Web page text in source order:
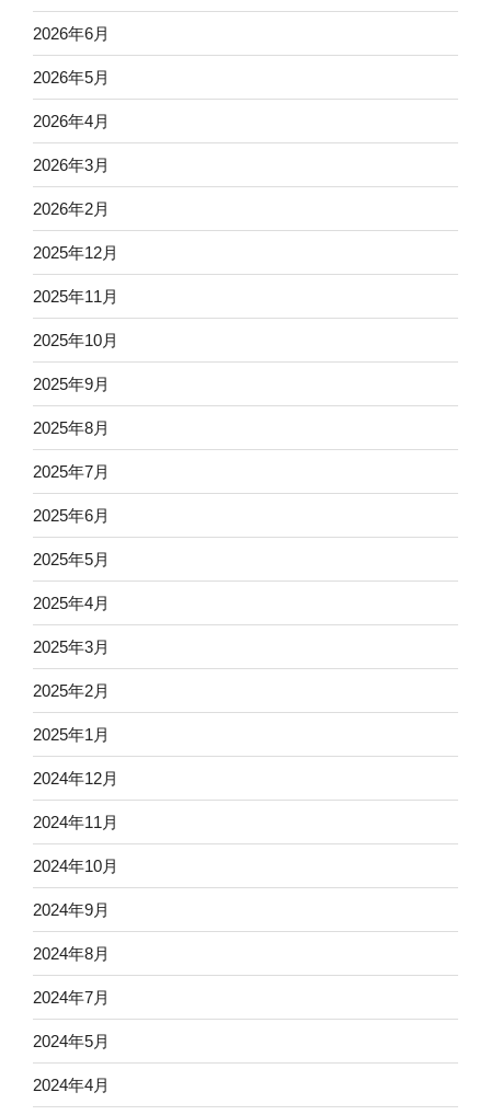
2026年6月
2026年5月
2026年4月
2026年3月
2026年2月
2025年12月
2025年11月
2025年10月
2025年9月
2025年8月
2025年7月
2025年6月
2025年5月
2025年4月
2025年3月
2025年2月
2025年1月
2024年12月
2024年11月
2024年10月
2024年9月
2024年8月
2024年7月
2024年5月
2024年4月